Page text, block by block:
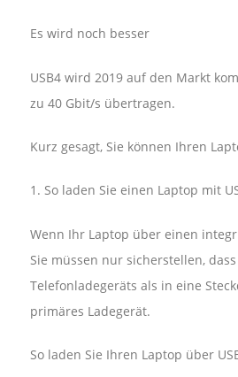
Es wird noch besser
USB4 wird 2019 auf den Markt
zu 40 Gbit/s übertragen.
Kurz gesagt, Sie können Ihren
1. So laden Sie einen Laptop mit
Wenn Ihr Laptop über einen
Sie müssen nur sicherstellen,
Telefonladegeräts als in eine
primäres Ladegerät.
So laden Sie Ihren Laptop über